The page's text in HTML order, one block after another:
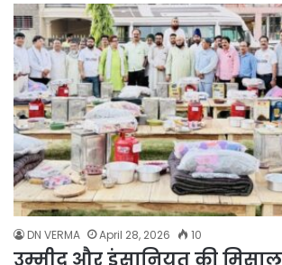
DN VERMA April 28, 2026 10
उम्मीद और इंसानियत की